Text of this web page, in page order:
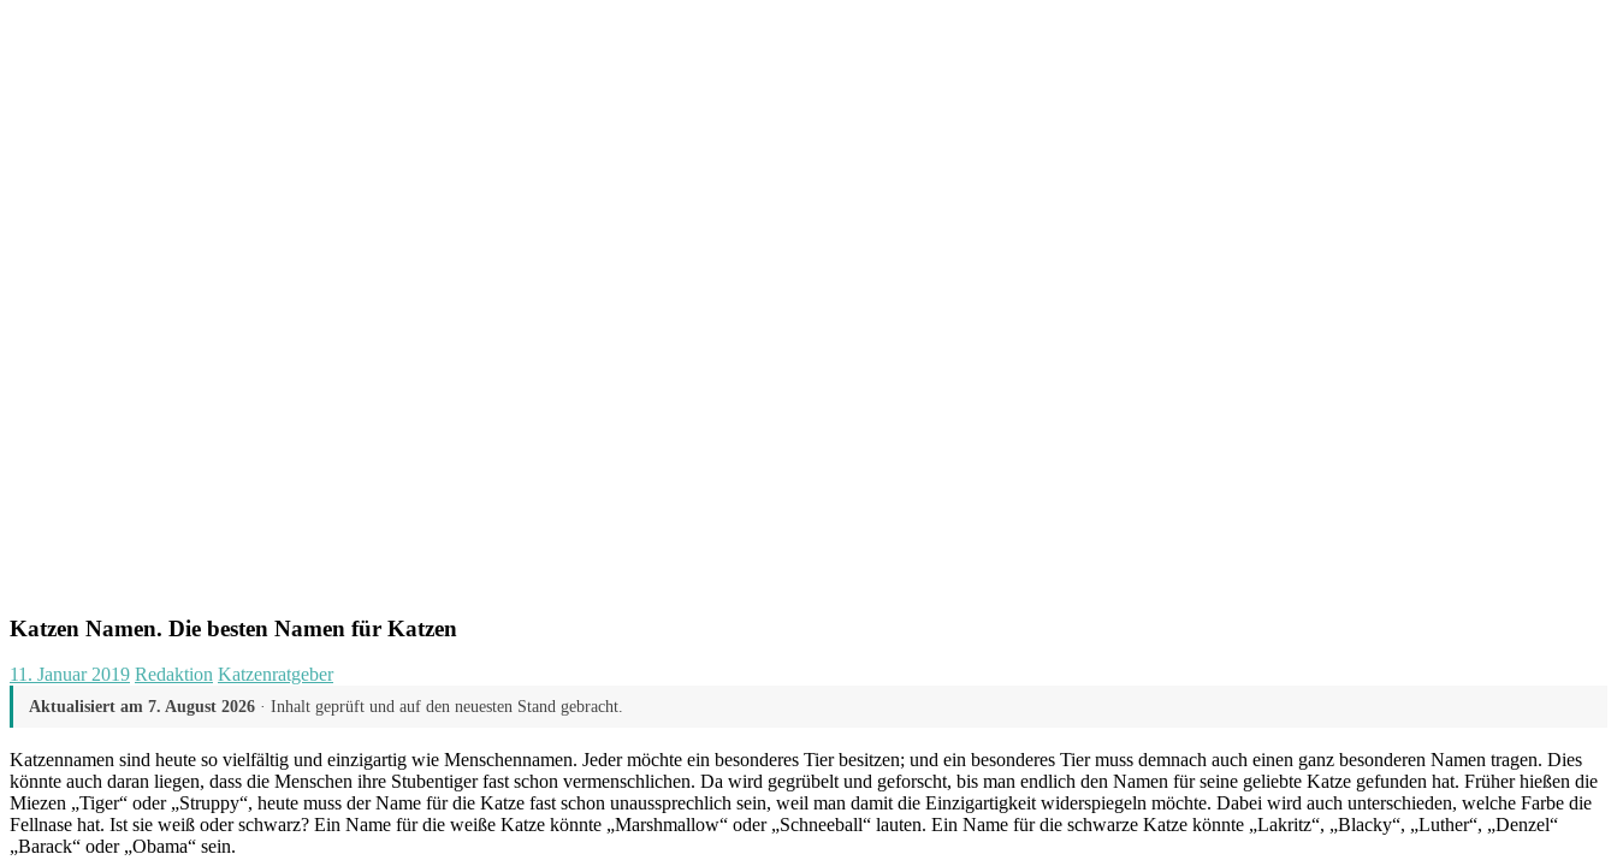
Katzen Namen. Die besten Namen für Katzen
11. Januar 2019 Redaktion Katzenratgeber
Aktualisiert am 7. August 2026· Inhalt geprüft und auf den neuesten Stand gebracht.
Katzennamen sind heute so vielfältig und einzigartig wie Menschennamen. Jeder möchte ein besonderes Tier besitzen; und ein besonderes Tier muss demnach auch einen ganz besonderen Namen tragen. Dies
könnte auch daran liegen, dass die Menschen ihre Stubentiger fast schon vermenschlichen. Da wird gegrübelt und geforscht, bis man endlich den Namen für seine geliebte Katze gefunden hat. Früher hießen die
Miezen „Tiger“ oder „Struppy“, heute muss der Name für die Katze fast schon unaussprechlich sein, weil man damit die Einzigartigkeit widerspiegeln möchte. Dabei wird auch unterschieden, welche Farbe die
Fellnase hat. Ist sie weiß oder schwarz? Ein Name für die weiße Katze könnte „Marshmallow“ oder „Schneeball“ lauten. Ein Name für die schwarze Katze könnte „Lakritz“, „Blacky“, „Luther“, „Denzel“
„Barack“ oder „Obama“ sein.